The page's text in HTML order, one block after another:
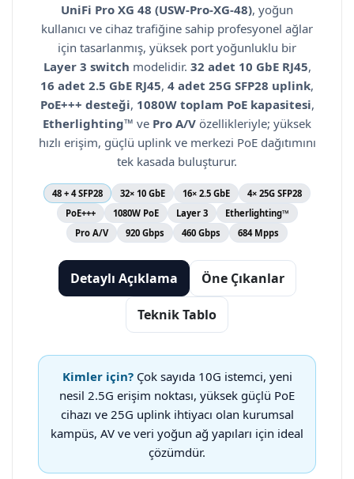
UniFi Pro XG 48 (USW-Pro-XG-48), yoğun
kullanıcı ve cihaz trafiğine sahip profesyonel ağlar
için tasarlanmış, yüksek port yoğunluklu bir
Layer 3 switch modelidir. 32 adet 10 GbE RJ45,
16 adet 2.5 GbE RJ45, 4 adet 25G SFP28 uplink,
PoE+++ desteği, 1080W toplam PoE kapasitesi,
Etherlighting™ ve Pro A/V özellikleriyle; yüksek
hızlı erişim, güçlü uplink ve merkezi PoE dağıtımını
tek kasada buluşturur.
48 + 4 SFP28 32× 10 GbE 16× 2.5 GbE
4× 25G SFP28
PoE+++
1080W PoE Layer 3
Etherlighting™
Pro A/V
920 Gbps 460 Gbps 684 Mpps
Detaylı Açıklama Öne Çıkanlar
Teknik Tablo
Kimler için?Çok sayıda 10G istemci, yeni
nesil 2.5G erişim noktası, yüksek güçlü PoE
cihazı ve 25G uplink ihtiyacı olan kurumsal
kampüs, AV ve veri yoğun ağ yapıları için ideal
çözümdür.